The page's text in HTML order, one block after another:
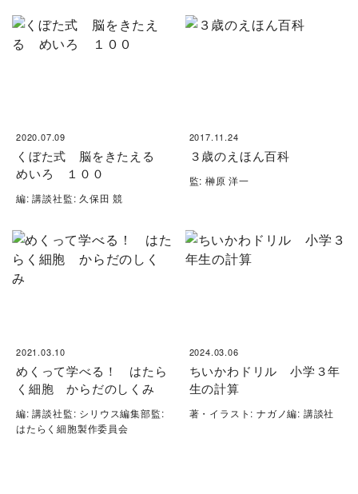
2020.07.09
くぼた式 脳をきたえる
めいろ １００
編: 講談社監: 久保田 競
2017.11.24
３歳のえほん百科
監: 榊原 洋一
2021.03.10
めくって学べる！ はたら
く細胞 からだのしくみ
編: 講談社監: シリウス編集部監:
はたらく細胞製作委員会
2024.03.06
ちいかわドリル 小学３年
生の計算
著・イラスト: ナガノ編: 講談社